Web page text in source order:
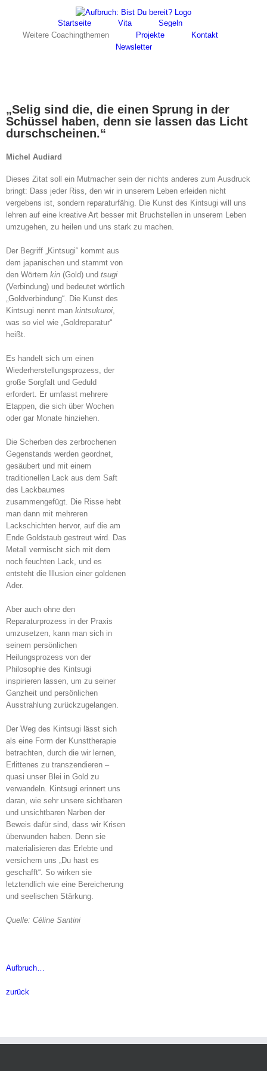
Startseite
Vita
Segeln
Weitere Coachingthemen
Projekte
Kontakt
Newsletter
„Selig sind die, die einen Sprung in der
Schüssel haben, denn sie lassen das Licht
durschscheinen.“
Michel Audiard
Dieses Zitat soll ein Mutmacher sein der nichts anderes zum Ausdruck
bringt: Dass jeder Riss, den wir in unserem Leben erleiden nicht
vergebens ist, sondern reparaturfähig. Die Kunst des Kintsugi will uns
lehren auf eine kreative Art besser mit Bruchstellen in unserem Leben
umzugehen, zu heilen und uns stark zu machen.
Der Begriff „Kintsugi“ kommt aus
dem japanischen und stammt von
den Wörtern kin (Gold) und tsugi
(Verbindung) und bedeutet wörtlich
„Goldverbindung“. Die Kunst des
Kintsugi nennt man kintsukuroi,
was so viel wie „Goldreparatur“
heißt.
Es handelt sich um einen
Wiederherstellungsprozess, der
große Sorgfalt und Geduld
erfordert. Er umfasst mehrere
Etappen, die sich über Wochen
oder gar Monate hinziehen.
Die Scherben des zerbrochenen
Gegenstands werden geordnet,
gesäubert und mit einem
traditionellen Lack aus dem Saft
des Lackbaumes
zusammengefügt. Die Risse hebt
man dann mit mehreren
Lackschichten hervor, auf die am
Ende Goldstaub gestreut wird. Das
Metall vermischt sich mit dem
noch feuchten Lack, und es
entsteht die Illusion einer goldenen
Ader.
Aber auch ohne den
Reparaturprozess in der Praxis
umzusetzen, kann man sich in
seinem persönlichen
Heilungsprozess von der
Philosophie des Kintsugi
inspirieren lassen, um zu seiner
Ganzheit und persönlichen
Ausstrahlung zurückzugelangen.
Der Weg des Kintsugi lässt sich
als eine Form der Kunsttherapie
betrachten, durch die wir lernen,
Erlittenes zu transzendieren –
quasi unser Blei in Gold zu
verwandeln. Kintsugi erinnert uns
daran, wie sehr unsere sichtbaren
und unsichtbaren Narben der
Beweis dafür sind, dass wir Krisen
überwunden haben. Denn sie
materialisieren das Erlebte und
versichern uns „Du hast es
geschafft“. So wirken sie
letztendlich wie eine Bereicherung
und seelischen Stärkung.
Quelle: Céline Santini
Aufbruch…
zurück